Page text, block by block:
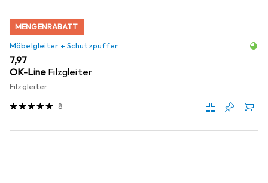
MENGENRABATT
Möbelgleiter + Schutzpuffer
EUR
7,97
OK-Line Filzgleiter
Filzgleiter
8